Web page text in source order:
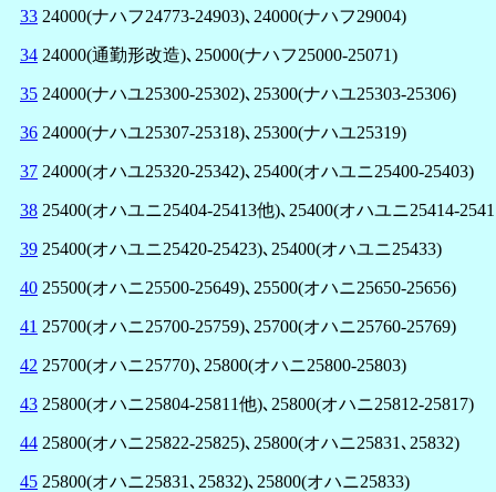
33 24000(ナハフ24773-24903)､24000(ナハフ29004)
34 24000(通勤形改造)､25000(ナハフ25000-25071)
35 24000(ナハユ25300-25302)､25300(ナハユ25303-25306)
36 24000(ナハユ25307-25318)､25300(ナハユ25319)
37 24000(オハユ25320-25342)､25400(オハユニ25400-25403)
38 25400(オハユニ25404-25413他)､25400(オハユニ25414-
39 25400(オハユニ25420-25423)､25400(オハユニ25433)
40 25500(オハニ25500-25649)､25500(オハニ25650-25656)
41 25700(オハニ25700-25759)､25700(オハニ25760-25769)
42 25700(オハニ25770)､25800(オハニ25800-25803)
43 25800(オハニ25804-25811他)､25800(オハニ25812-25817)
44 25800(オハニ25822-25825)､25800(オハニ25831､25832)
45 25800(オハニ25831､25832)､25800(オハニ25833)